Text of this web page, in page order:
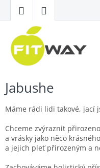
obsah
Jabushe
Máme rádi lidi
Chceme zvýraznit
a vrásky jako něco
a jejich pleť přirozeným a